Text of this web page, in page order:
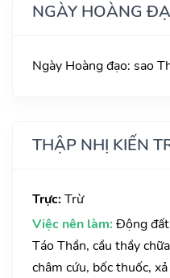
NGÀY HOÀNG
Ngày Hoàng đạo: sao
THẬP NHỊ KIẾN
Trực: Trừ
Việc nên làm: Động
Táo Thần, cầu thầy
châm cứu, bốc thuốc,